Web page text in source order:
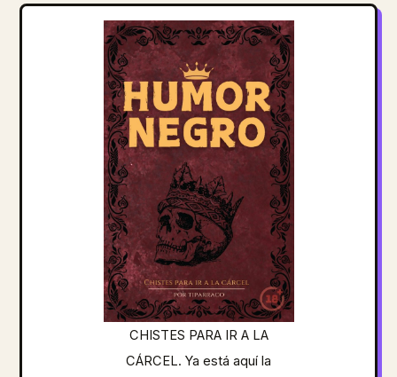
CHISTES PARA IR A LA
CÁRCEL. Ya está aquí la